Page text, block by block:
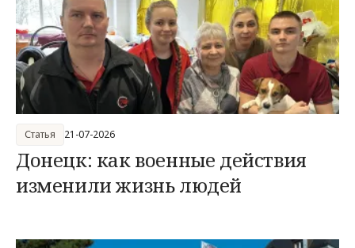
Донецк: как военные действия
изменили жизнь людей
Статья 21-07-2026